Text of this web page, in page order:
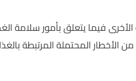
فيما يتعلق بأمور سلامة